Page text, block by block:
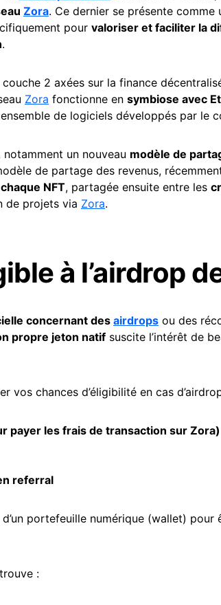
Zora. Ce dernier se présente comme
pour valoriser et faciliter la
.
2 axées sur la finance
Zora fonctionne en symbiose avec
de logiciels développés par le
un nouveau modèle de
de partage des revenus,
NFT, partagée ensuite entre les
de projets via Zora.
à l’airdrop
concernant desairdrops ou des
propre jeton natif suscite l’intérêt de
vos chances d’éligibilité en cas
payer les frais de transaction sur Zora)
referral
portefeuille numérique (wallet) pour
: